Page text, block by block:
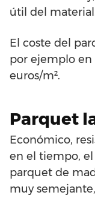
útil del
El coste del
por ejemplo en
euros/m².
Parquet
Económico,
en el tiempo,
parquet de
muy